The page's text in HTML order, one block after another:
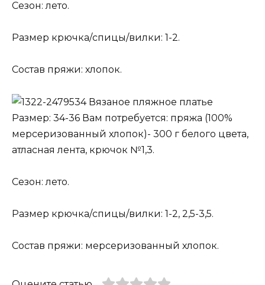
Сезон: лето.
Размер крючка/спицы/вилки: 1-2.
Состав пряжи: хлопок.
Вязаное пляжное платье
Размер: 34-36 Вам потребуется: пряжа (100%
мерсеризованный хлопок)- 300 г белого цвета,
атласная лента, крючок №1,3.
Сезон: лето.
Размер крючка/спицы/вилки: 1-2, 2,5-3,5.
Состав пряжи: мерсеризованный хлопок.